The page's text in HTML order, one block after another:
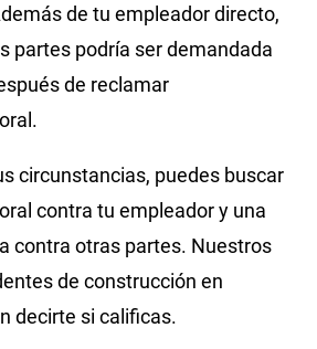
de tu empleador directo,
partes podría ser demandada
de reclamar
circunstancias, puedes buscar
contra tu empleador y una
contra otras partes. Nuestros
de construcción en
decirte si calificas.